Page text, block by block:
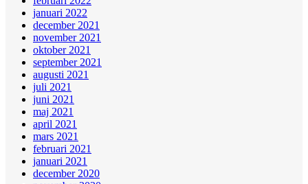
januari 2022
december 2021
november 2021
oktober 2021
september 2021
augusti 2021
juli 2021
juni 2021
maj 2021
april 2021
mars 2021
februari 2021
januari 2021
december 2020